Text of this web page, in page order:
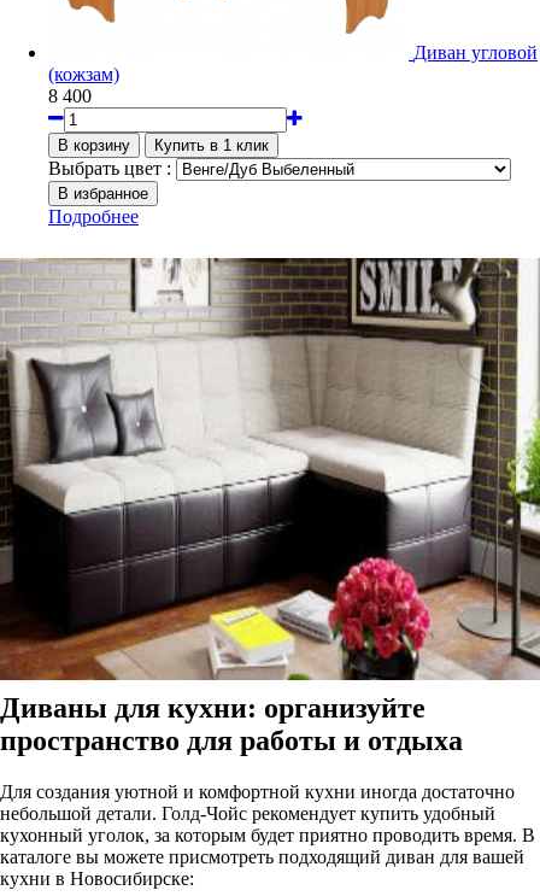
Диван угловой
(кожзам)
8 400
Выбрать цвет :
Подробнее
Диваны для кухни: организуйте
пространство для работы и отдыха
Для создания уютной и комфортной кухни иногда достаточно
небольшой детали. Голд-Чойс рекомендует купить удобный
кухонный уголок, за которым будет приятно проводить время. В
каталоге вы можете присмотреть подходящий диван для вашей
кухни в Новосибирске: